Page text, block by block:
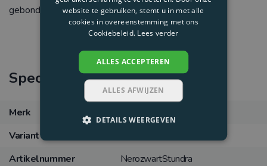
gebonden Olefin touw.
Specificaties
Merk
Variant
Artikelnummer
NerozwartStundra
website te gebruiken, stemt u in met alle
cookies in overeenstemming met ons
Cookiebeleid. Lees verder
ALLES ACCEPTEREN
ALLES AFWIJZEN
DETAILS WEERGEVEN